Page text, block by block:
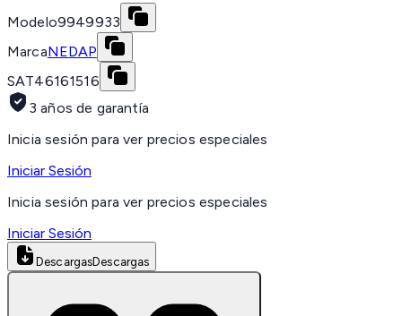
Modelo9949933
MarcaNEDAP
SAT46161516
3 años de garantía
Inicia sesión para ver precios especiales
Iniciar Sesión
Inicia sesión para ver precios especiales
Iniciar Sesión
DescargasDescargas